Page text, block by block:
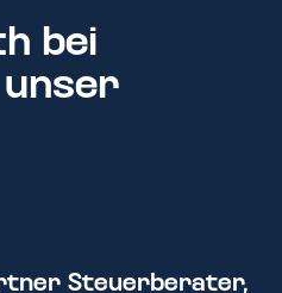
bei
unser
Steuerberater,